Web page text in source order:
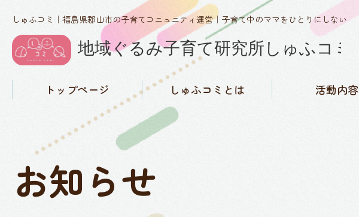
しゅふコミ｜福島県郡山市の子育てコニュニティ運営｜子育て中のママをひとりにしない
トップページ しゅふコミとは
しゅふコミの理念
代表紹介
活動実績・メディア掲載
概要
お知らせ
活動内容
お知らせ